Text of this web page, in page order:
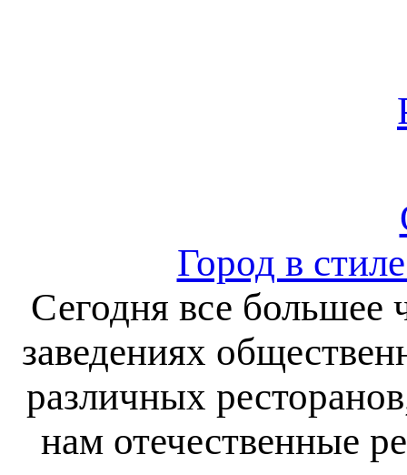
Город в
Сегодня все большее
заведениях
различных
нам отечественные